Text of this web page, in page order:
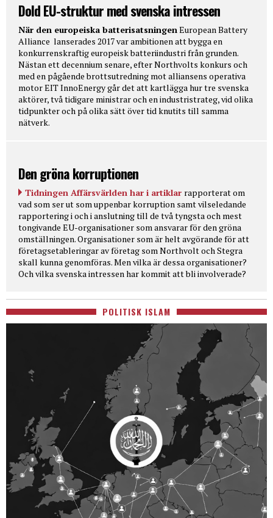
Dold EU-struktur med svenska intressen
När den europeiska batterisatsningenEuropean Battery
Alliance lanserades 2017 var ambitionen att bygga en
konkurrenskraftig europeisk batteriindustri från grunden.
Nästan ett decennium senare, efter Northvolts konkurs och
med en pågående brottsutredning mot alliansens operativa
motor EIT InnoEnergy går det att kartlägga hur tre svenska
aktörer, två tidigare ministrar och en industristrateg, vid olika
tidpunkter och på olika sätt över tid knutits till samma
nätverk.
Den gröna korruptionen
Tidningen Affärsvärlden har i artiklar rapporterat om
vad som ser ut som uppenbar korruption samt vilseledande
rapportering i och i anslutning till de två tyngsta och mest
tongivande EU-organisationer som ansvarar för den gröna
omställningen. Organisationer som är helt avgörande för att
företagsetableringar av företag som Northvolt och Stegra
skall kunna genomföras. Men vilka är dessa organisationer?
Och vilka svenska intressen har kommit att bli involverade?
POLITISK ISLAM